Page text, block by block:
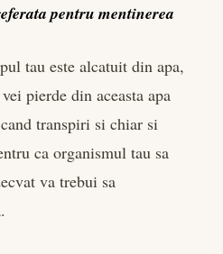
pentru mentinerea
tau este alcatuit din apa,
pierde din aceasta apa
transpiri si chiar si
ca organismul tau sa
va trebui sa